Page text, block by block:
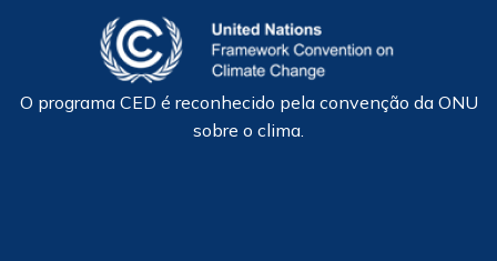
O programa CED é reconhecido pela convenção da ONU
sobre o clima.